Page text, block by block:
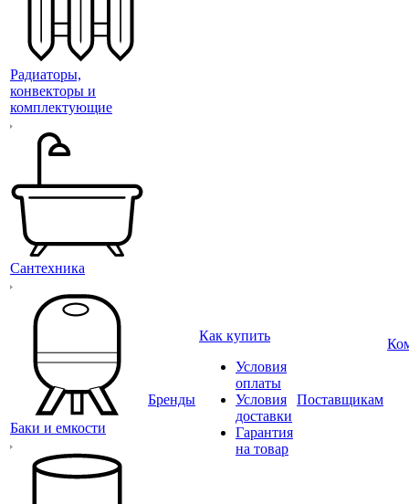
Радиаторы,
конвекторы и
комплектующие
Сантехника
Баки и емкости
Бренды
Как купить
Условия
оплаты
Условия
доставки
Гарантия
на товар
Поставщикам